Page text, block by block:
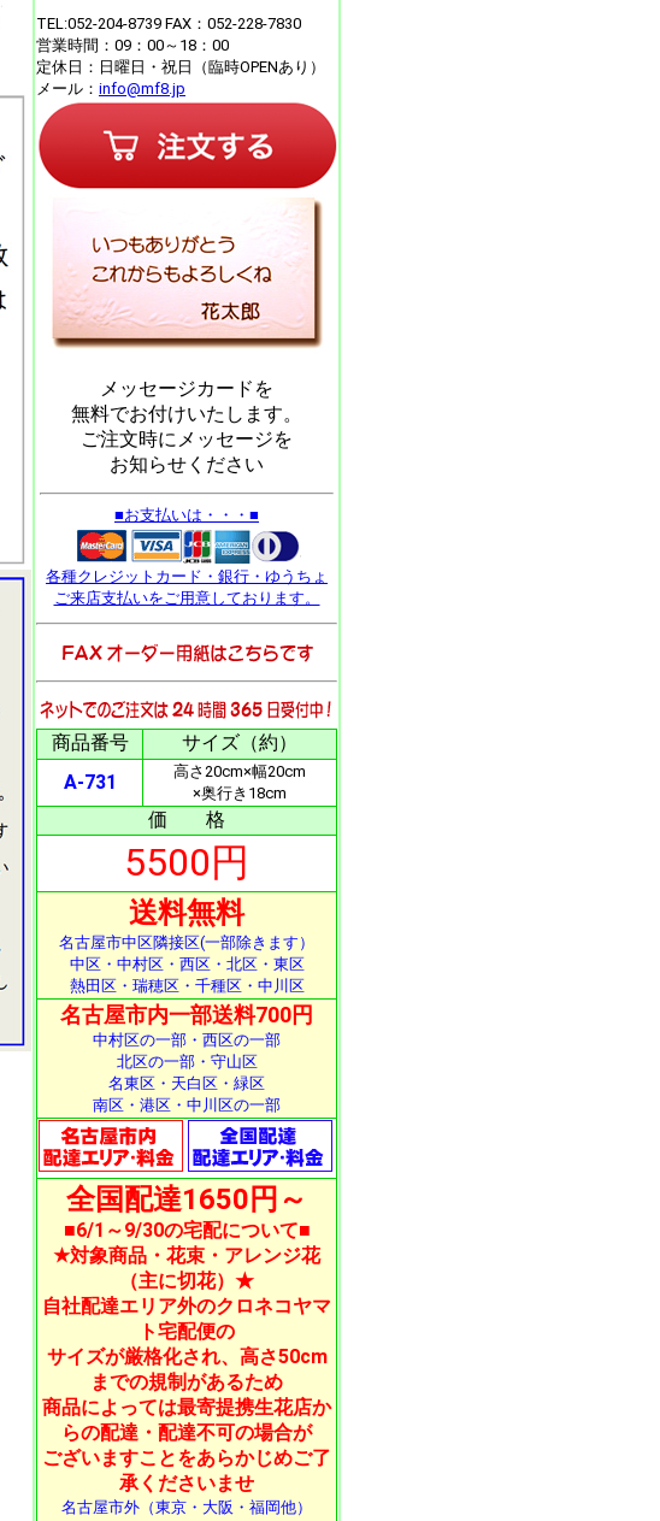
TEL:052-204-8739 FAX：052-228-7830
営業時間：09：00～18：00
定休日：日曜日・祝日（臨時OPENあり）
メール： info@mf8.jp
メッセージカードを
無料でお付けいたします。
ご注文時にメッセージを
お知らせください
■お支払いは・・・■
各種クレジットカード・銀行・ゆうちょ
ご来店支払いをご用意しております。
商品番号
サイズ（約）
A-731
高さ20cm×幅20cm
×奥行き18cm
価 格
5500円
送料無料
名古屋市中区隣接区(一部除きます）
中区・中村区・西区・北区・東区
熱田区・瑞穂区・千種区・中川区
名古屋市内一部送料700円
中村区の一部・西区の一部
北区の一部・守山区
名東区・天白区・緑区
南区・港区・中川区の一部
全国配達1650円～
■6/1～9/30の宅配について■
★対象商品・花束・アレンジ花
（主に切花）★
自社配達エリア外のクロネコヤマ
ト宅配便の
サイズが厳格化され、高さ50cm
までの規制があるため
商品によっては最寄提携生花店か
らの配達・配達不可の場合が
ございますことをあらかじめご了
承くださいませ
名古屋市外（東京・大阪・福岡他）